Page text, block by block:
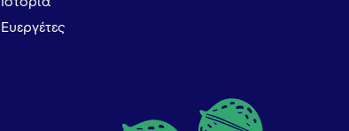
Ευεργέτες